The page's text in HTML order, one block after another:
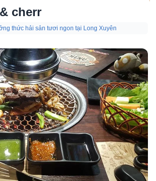
cherr
thức hải sản tươi ngon tại Long Xuyên